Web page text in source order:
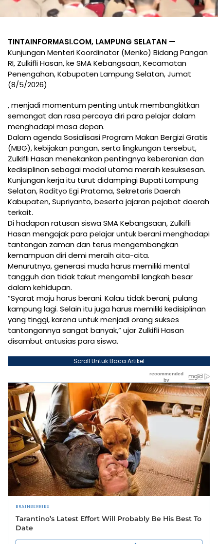
TINTAINFORMASI.COM, LAMPUNG SELATAN —
Kunjungan Menteri Koordinator (Menko) Bidang Pangan
RI, Zulkifli Hasan, ke SMA Kebangsaan, Kecamatan
Penengahan, Kabupaten Lampung Selatan, Jumat
(8/5/2026)
, menjadi momentum penting untuk membangkitkan
semangat dan rasa percaya diri para pelajar dalam
menghadapi masa depan.
Dalam agenda Sosialisasi Program Makan Bergizi Gratis
(MBG), kebijakan pangan, serta lingkungan tersebut,
Zulkifli Hasan menekankan pentingnya keberanian dan
kedisiplinan sebagai modal utama meraih kesuksesan.
Kunjungan kerja itu turut didampingi Bupati Lampung
Selatan, Radityo Egi Pratama, Sekretaris Daerah
Kabupaten, Supriyanto, beserta jajaran pejabat daerah
terkait.
Di hadapan ratusan siswa SMA Kebangsaan, Zulkifli
Hasan mengajak para pelajar untuk berani menghadapi
tantangan zaman dan terus mengembangkan
kemampuan diri demi meraih cita-cita.
Menurutnya, generasi muda harus memiliki mental
tangguh dan tidak takut mengambil langkah besar
dalam kehidupan.
“Syarat maju harus berani. Kalau tidak berani, pulang
kampung lagi. Selain itu juga harus memiliki kedisiplinan
yang tinggi, karena untuk menjadi orang sukses
tantangannya sangat banyak,” ujar Zulkifli Hasan
disambut antusias para siswa.
Scroll Untuk Baca Artikel